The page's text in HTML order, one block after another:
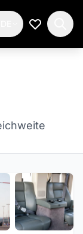
Meine